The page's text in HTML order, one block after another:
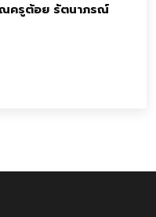
ครูต้อย รัตนาภรณ์